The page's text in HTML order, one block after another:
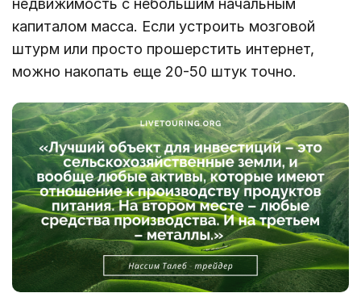
недвижимость с небольшим начальным
капиталом масса. Если устроить мозговой
штурм или просто прошерстить интернет,
можно накопать еще 20-50 штук точно.